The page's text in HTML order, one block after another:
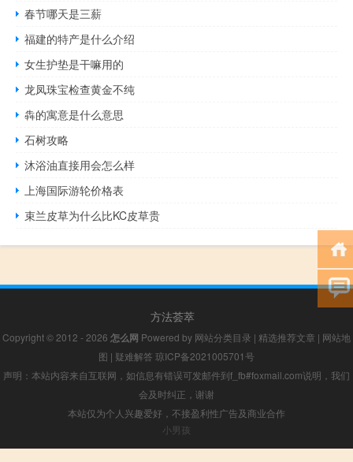
春节哪天是三薪
福建的特产是什么介绍
女生护垫是干嘛用的
龙凤珠宝检查黄金不纯
犇的寓意是什么意思
石树攻略
沐浴油直接用会怎么样
上海国际游轮价格表
束兰皮草为什么比KC皮草贵
方法荟萃
Copyright © 2012 - 2026 怎么网 Powered by 网站分类目录 | 精选推荐文章 | 网站地
图 | 疑难解答 琼ICP备2021005701号
声明：本站内容来自互联网，如信息有错误可发邮件到f_fb#foxmail.com说明，我们
会及时纠正，谢谢
本站仅为个人兴趣爱好，不接盈利性广告及商业合作
小男孩